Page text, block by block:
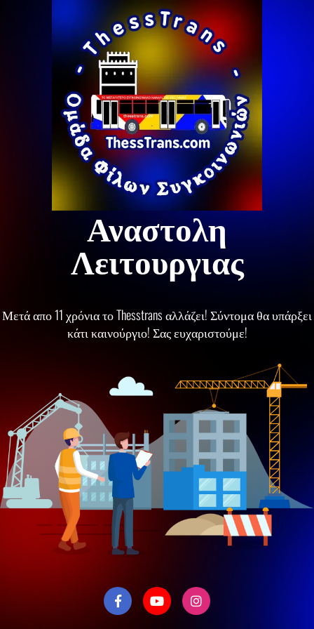
Αναστολη
Λειτουργιας
Μετά απο 11 χρόνια το Thesstrans αλλάζει! Σύντομα θα υπάρξει
κάτι καινούργιο! Σας ευχαριστούμε!